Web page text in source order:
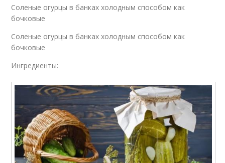
Соленые огурцы в банках холодным способом как
бочковые
Соленые огурцы в банках холодным способом как
бочковые
Ингредиенты: